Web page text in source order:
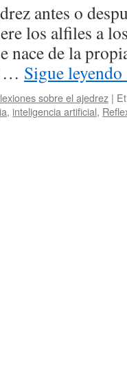
antes o
los alfiles a
nace de la
… Sigue leyendo
sobre el ajedrez |
ia, inteligencia artificial,